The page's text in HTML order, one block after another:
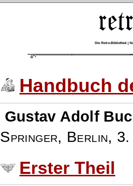
Die Retro-Bibliothek |
Handbuch
Gustav Adolf
Springer, Berlin,
Erster Theil